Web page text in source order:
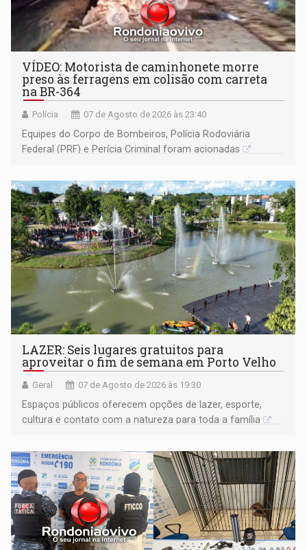
VÍDEO: Motorista de caminhonete morre
preso às ferragens em colisão com carreta
na BR-364
Polícia 07 de Agosto de 2026 às 23:40
Equipes do Corpo de Bombeiros, Polícia Rodoviária
Federal (PRF) e Perícia Criminal foram acionadas
LAZER: Seis lugares gratuitos para
aproveitar o fim de semana em Porto Velho
Geral 07 de Agosto de 2026 às 19:30
Espaços públicos oferecem opções de lazer, esporte,
cultura e contato com a natureza para toda a família